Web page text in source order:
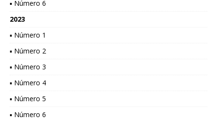
▪ Número 6
2023
▪ Número 1
▪ Número 2
▪ Número 3
▪ Número 4
▪ Número 5
▪ Número 6